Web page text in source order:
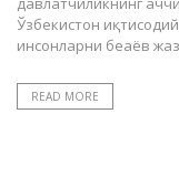
Ўзбекистон
инсонларни беаёв
READ MORE